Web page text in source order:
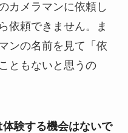
カメラマンに依頼し
依頼できません。ま
ンの名前を見て「依
ともないと思うの
験する機会はないで